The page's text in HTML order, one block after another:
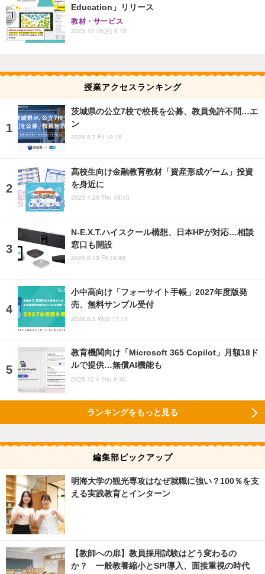
Education」リリース
教材・サービス
2023.10.16(月) 9:15
授業アクセスランキング
茨城県の公立7校で校長を公募、教員免許不問…エ
ン
2026.8.7 Fri 19:15
高校生向け金融教育教材「資産形成ゲーム」投資
を身近に
2023.4.20 Thu 19:15
N-E.X.T.ハイスクール構想、日本HPが対応…相談
窓口も開設
2026.6.19 Fri 18:45
小中高向け「フォーサイト手帳」2027年度版発
売、無料サンプル受付
2026.8.5 Wed 17:15
教育機関向け「Microsoft 365 Copilot」月額18ド
ルで提供…無償AI機能も
2025.12.4 Thu 9:30
ランキングをもっと見る
編集部ピックアップ
明海大学の観光専攻はなぜ就職に強い？100％を支
える実践教育とインターン
【教師への扉】教員採用試験はどう変わるの
か？ 一般教養縮小とSPI導入、面接重視の時代